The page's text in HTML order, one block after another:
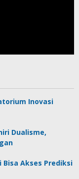
Inovasi
Dualisme,
Bisa Akses Prediksi